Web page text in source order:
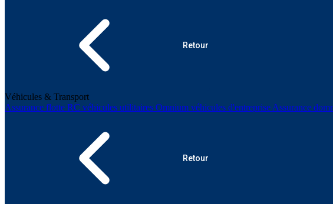
Retour
Véhicules & Transport
Assurance flotte RC véhicules utilitaires Omnium véhicules d'entreprise Assurance
Retour